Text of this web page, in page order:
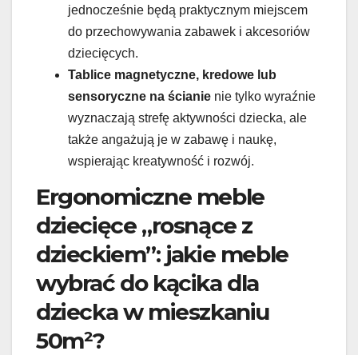
jednocześnie będą praktycznym miejscem
do przechowywania zabawek i akcesoriów
dziecięcych.
Tablice magnetyczne, kredowe lub
sensoryczne na ścianie nie tylko wyraźnie
wyznaczają strefę aktywności dziecka, ale
także angażują je w zabawę i naukę,
wspierając kreatywność i rozwój.
Ergonomiczne meble
dziecięce „rosnące z
dzieckiem”: jakie meble
wybrać do kącika dla
dziecka w mieszkaniu
50m²?